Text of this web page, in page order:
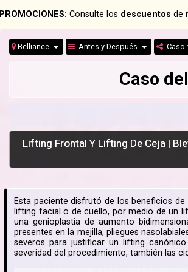
PROMOCIONES: Consulte los descuentos de
Belliance Antes y Después Caso
Caso
Lifting Frontal Y Lifting De Ceja |
Esta paciente disfrutó de los beneficios
lifting facial o de cuello, por medio de un
una genioplastia de aumento
presentes en la mejilla, pliegues
severos para justificar un lifting
severidad del procedimiento, también las